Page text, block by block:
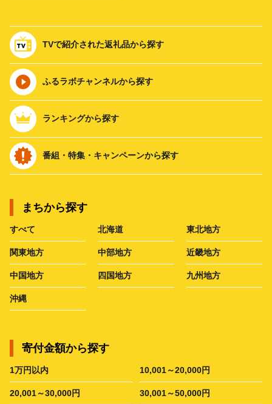
TVで紹介された返礼品から探す
ふるラボチャンネルから探す
ランキングから探す
番組・特集・キャンペーンから探す
まちから探す
すべて 北海道 東北地方
関東地方 中部地方 近畿地方
中国地方 四国地方 九州地方
沖縄
寄付金額から探す
1万円以内 10,001～20,000円
20,001～30,000円 30,001～50,000円